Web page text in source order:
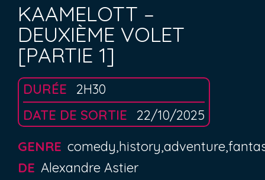
KAAMELOTT –
DEUXIÈME VOLET
[PARTIE 1]
DURÉE
2H30
DATE DE SORTIE
22/10/2025
GENRE
DE Alexandre Astier